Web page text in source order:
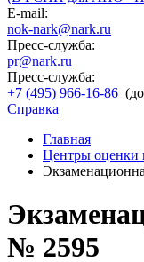
E-mail:
nok-nark@nark.ru
Пресс-служба:
pr@nark.ru
Пресс-служба:
+7 (495) 966-16-86
Справка
Главная
Центры оценки
№ 2595